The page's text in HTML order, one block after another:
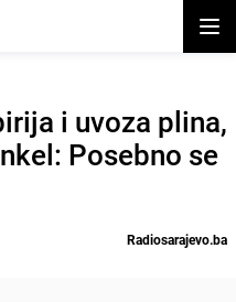
i uvoza plina,
Posebno se
Radiosarajevo.ba